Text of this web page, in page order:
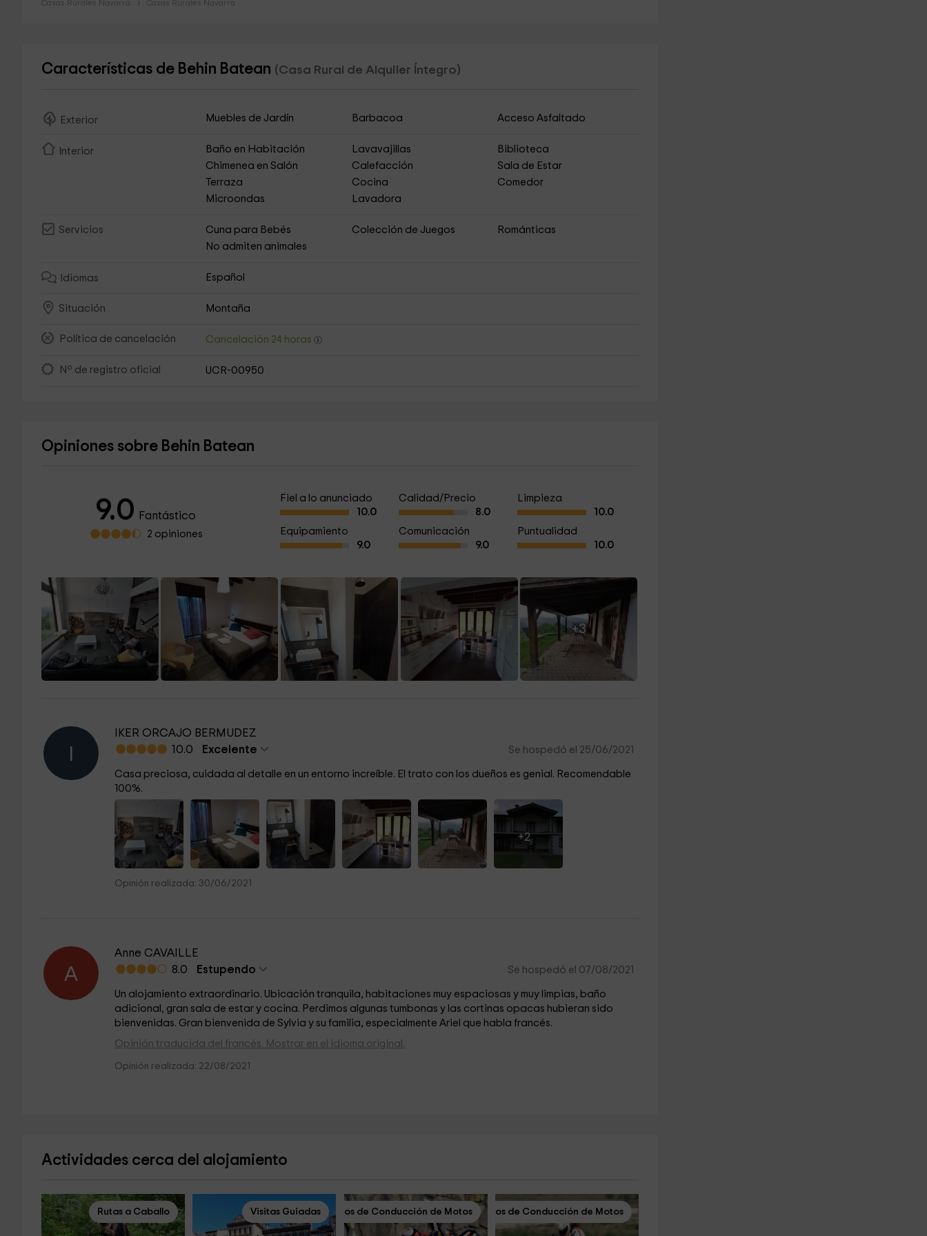
Casas Rurales Navarra Casas Rurales Navarra
Características de Behin Batean (Casa Rural de Alquiler Íntegro)
Exterior Muebles de Jardín Barbacoa Acceso Asfaltado
Interior Baño en Habitación Lavavajillas
Biblioteca
Chimenea en Salón
Calefacción
Sala de Estar
Terraza
Cocina
Comedor
Microondas
Lavadora
Servicios Cuna para Bebés Colección de Juegos
Románticas
No admiten animales
Idiomas Español
Situación Montaña
Política de cancelación Cancelación 24 horas
Nº de registro oficial UCR-00950
Opiniones sobre Behin Batean
9.0 Fantástico
2 opiniones
Fiel a lo anunciado
10.0
Calidad/Precio
8.0
Limpieza
10.0
Equipamiento
9.0
Comunicación
9.0
Puntualidad
10.0
+3
IKER ORCAJO BERMUDEZ
Se hospedó el 25/06/2021
10.0 Excelente
Casa preciosa, cuidada al detalle en un entorno increíble. El trato con los dueños es genial. Recomendable
100%.
+2
Opinión realizada: 30/06/2021
A
Anne CAVAILLE
Se hospedó el 07/08/2021
8.0 Estupendo
Un alojamiento extraordinario. Ubicación tranquila, habitaciones muy espaciosas y muy limpias, baño
adicional, gran sala de estar y cocina. Perdimos algunas tumbonas y las cortinas opacas hubieran sido
bienvenidas. Gran bienvenida de Sylvia y su familia, especialmente Ariel que habla francés.
Opinión traducida del francés. Mostrar en el idioma original.
Opinión realizada: 22/08/2021
Actividades cerca del alojamiento
Rutas a Caballo Visitas Guiadas Cursos de Conducción de Motos Cursos de Conducción de Motos